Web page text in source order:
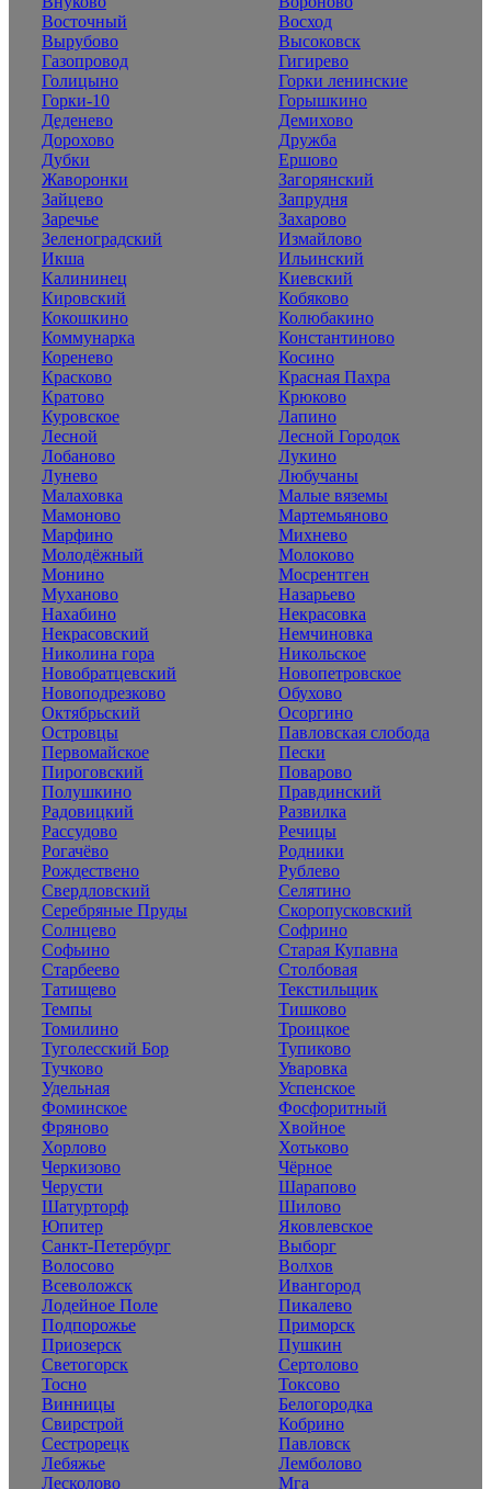
Восточный
Восход
Вырубово
Высоковск
Газопровод
Гигирево
Голицыно
Горки ленинские
Горки-10
Горышкино
Деденево
Демихово
Дорохово
Дружба
Дубки
Ершово
Жаворонки
Загорянский
Зайцево
Запрудня
Заречье
Захарово
Зеленоградский
Измайлово
Икша
Ильинский
Калининец
Киевский
Кировский
Кобяково
Кокошкино
Колюбакино
Коммунарка
Константиново
Коренево
Косино
Красково
Красная Пахра
Кратово
Крюково
Куровское
Лапино
Лесной
Лесной Городок
Лобаново
Лукино
Лунево
Любучаны
Малаховка
Малые вяземы
Мамоново
Мартемьяново
Марфино
Михнево
Молодёжный
Молоково
Монино
Мосрентген
Муханово
Назарьево
Нахабино
Некрасовка
Некрасовский
Немчиновка
Николина гора
Никольское
Новобратцевский
Новопетровское
Новоподрезково
Обухово
Октябрьский
Осоргино
Островцы
Павловская слобода
Первомайское
Пески
Пироговский
Поварово
Полушкино
Правдинский
Радовицкий
Развилка
Рассудово
Речицы
Рогачёво
Родники
Рождествено
Рублево
Свердловский
Селятино
Серебряные Пруды
Скоропусковский
Солнцево
Софрино
Софьино
Старая Купавна
Старбеево
Столбовая
Татищево
Текстильщик
Темпы
Тишково
Томилино
Троицкое
Туголесский Бор
Тупиково
Тучково
Уваровка
Удельная
Успенское
Фоминское
Фосфоритный
Фряново
Хвойное
Хорлово
Хотьково
Черкизово
Чёрное
Черусти
Шарапово
Шатурторф
Шилово
Юпитер
Яковлевское
Санкт-Петербург
Выборг
Волосово
Волхов
Всеволожск
Ивангород
Лодейное Поле
Пикалево
Подпорожье
Приморск
Приозерск
Пушкин
Светогорск
Сертолово
Тосно
Токсово
Винницы
Белогородка
Свирстрой
Кобрино
Сестрорецк
Павловск
Лебяжье
Лемболово
Лесколово
Мга